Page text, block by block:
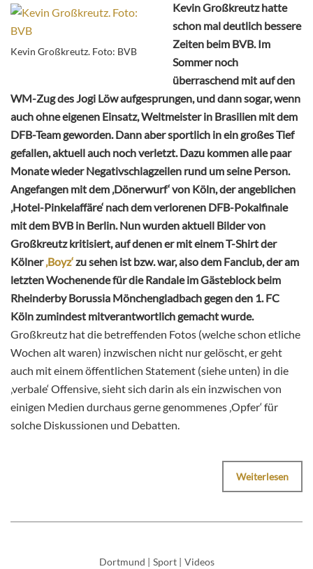
Kevin Großkreutz. Foto: BVB
Kevin Großkreutz hatte
schon mal deutlich bessere
Zeiten beim BVB. Im
Sommer noch
überraschend mit auf den
WM-Zug des Jogi Löw aufgesprungen, und dann sogar, wenn
auch ohne eigenen Einsatz, Weltmeister in Brasilien mit dem
DFB-Team geworden. Dann aber sportlich in ein großes Tief
gefallen, aktuell auch noch verletzt. Dazu kommen alle paar
Monate wieder Negativschlagzeilen rund um seine Person.
Angefangen mit dem ‚Dönerwurf‘ von Köln, der angeblichen
‚Hotel-Pinkelaffäre‘ nach dem verlorenen DFB-Pokalfinale
mit dem BVB in Berlin. Nun wurden aktuell Bilder von
Großkreutz kritisiert, auf denen er mit einem T-Shirt der
Kölner‚Boyz‘zu sehen ist bzw. war, also dem Fanclub, der am
letzten Wochenende für die Randale im Gästeblock beim
Rheinderby Borussia Mönchengladbach gegen den 1. FC
Köln zumindest mitverantwortlich gemacht wurde.
Großkreutz hat die betreffenden Fotos (welche schon etliche
Wochen alt waren) inzwischen nicht nur gelöscht, er geht
auch mit einem öffentlichen Statement (siehe unten) in die
‚verbale‘ Offensive, sieht sich darin als ein inzwischen von
einigen Medien durchaus gerne genommenes ‚Opfer‘ für
solche Diskussionen und Debatten.
Weiterlesen
Dortmund | Sport | Videos